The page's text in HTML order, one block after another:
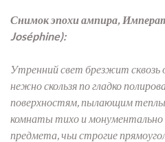
Снимок эпохи ампира,
Joséphine):
Утренний свет брезжит сквозь
нежно скользя по гладко
поверхностям, пылающим
комнаты тихо и
предмета, чьи строгие